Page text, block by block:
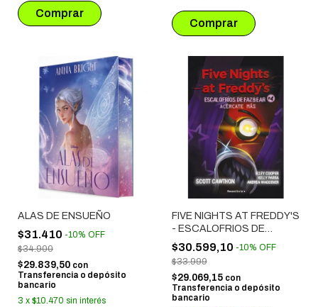
ALAS DE ENSUEÑO
$31.410 -10% OFF
$34.900
$29.839,50 con
Transferencia o depósito
bancario
3 x $10.470 sin interés
FIVE NIGHTS AT FREDDY'S
- ESCALOFRIOS DE
FAZBEAR # 04:
ACERCATE MAS
$30.599,10 -10% OFF
$33.999
$29.069,15 con
Transferencia o depósito
bancario